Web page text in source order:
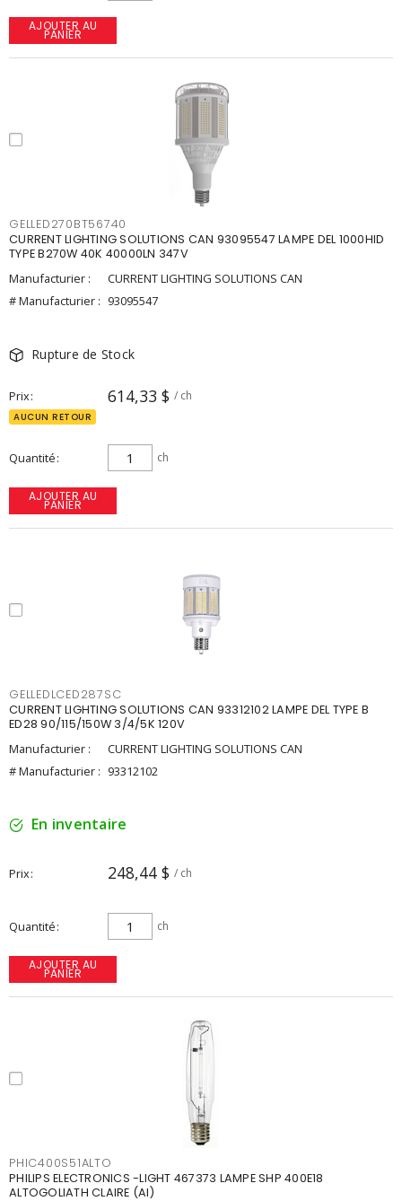
AJOUTER AU
PANIER
GELLED270BT56740
CURRENT LIGHTING SOLUTIONS CAN 93095547 LAMPE DEL 1000HID
TYPE B270W 40K 40000LN 347V
Manufacturier :
CURRENT LIGHTING SOLUTIONS CAN
# Manufacturier : 93095547
Rupture de Stock
Prix 614,33 $ / ch
AUCUN RETOUR
Quantité ch
AJOUTER AU
PANIER
GELLEDLCED287SC
CURRENT LIGHTING SOLUTIONS CAN 93312102 LAMPE DEL TYPE B
ED28 90/115/150W 3/4/5K 120V
Manufacturier :
CURRENT LIGHTING SOLUTIONS CAN
# Manufacturier : 93312102
En inventaire
Prix 248,44 $ / ch
Quantité ch
AJOUTER AU
PANIER
PHIC400S51ALTO
PHILIPS ELECTRONICS -LIGHT 467373 LAMPE SHP 400E18
ALTOGOLIATH CLAIRE (AI)